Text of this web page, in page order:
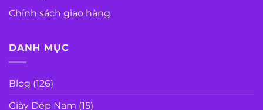
Chính sách giao hàng
DANH MỤC
Blog (126)
Giày Dép Nam (15)